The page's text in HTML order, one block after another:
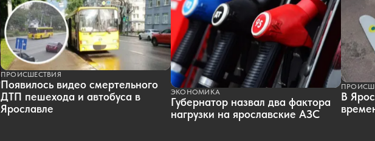
ПРОИСШЕСТВИЯ
Появилось видео смертельного
ДТП пешехода и автобуса в
Ярославле
ЭКОНОМИКА
Губернатор назвал два фактора
нагрузки на ярославские АЗС
В